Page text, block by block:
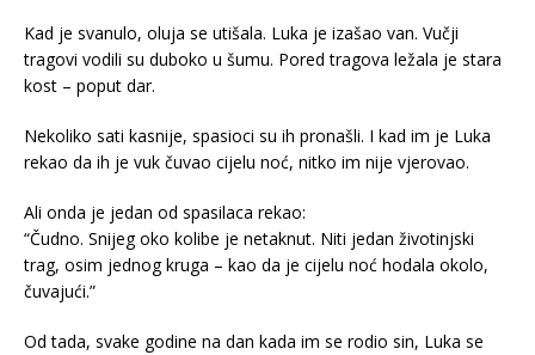
Kad je svanulo, oluja se utišala. Luka je izašao van. Vučji
tragovi vodili su duboko u šumu. Pored tragova ležala je stara
kost – poput dar.
Nekoliko sati kasnije, spasioci su ih pronašli. I kad im je Luka
rekao da ih je vuk čuvao cijelu noć, nitko im nije vjerovao.
Ali onda je jedan od spasilaca rekao:
“Čudno. Snijeg oko kolibe je netaknut. Niti jedan životinjski
trag, osim jednog kruga – kao da je cijelu noć hodala okolo,
čuvajući.”
Od tada, svake godine na dan kada im se rodio sin, Luka se